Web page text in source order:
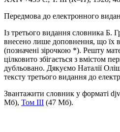
Передмова до електронного
Із третього видання словника Б.
внесено лише доповнення, що їх
(позначені зірочкою *). Решту
цілковито збігається з вмістом
дубльовано. Дякуємо Наталії
тексту третього видання до
Звантажити словник у форматі
Мб), Том III (47 Мб).